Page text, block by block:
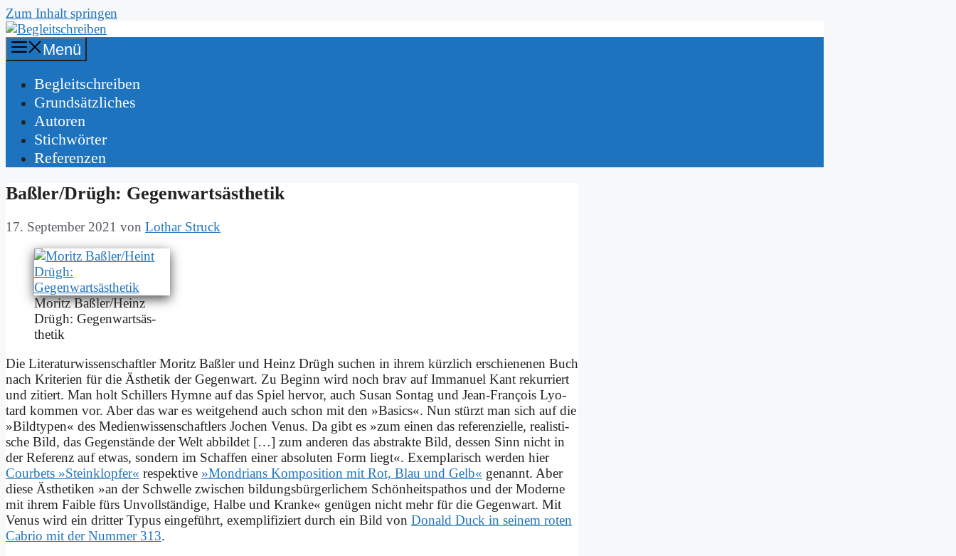
Zum Inhalt springen
Menü
Be­gleit­schrei­ben
Grund­sätz­li­ches
Au­toren
Stich­wör­ter
Re­fe­ren­zen
Baßler/Drügh: Ge­gen­warts­äs­the­tik
17. September 2021 von Lothar Struck
Mo­ritz Baßler/Heinz
Drügh: Ge­gen­warts­äs­
the­tik
Die Li­te­ra­tur­wis­sen­schaft­ler Mo­ritz Baß­ler und Heinz Drügh su­chen in ih­rem kürz­lich er­schie­ne­nen Buch
nach Kri­te­ri­en für die Äs­the­tik der Ge­gen­wart. Zu Be­ginn wird noch brav auf Im­ma­nu­el Kant re­kur­riert
und zi­tiert. Man holt Schil­lers Hym­ne auf das Spiel her­vor, auch Su­san Son­tag und Jean-Fran­çois Ly­o­
tard kom­men vor. Aber das war es weit­ge­hend auch schon mit den »Ba­sics«. Nun stürzt man sich auf die
»Bild­ty­pen« des Me­di­en­wis­sen­schaft­lers Jo­chen Ve­nus. Da gibt es »zum ei­nen das re­fe­ren­zi­el­le, rea­li­sti­
sche Bild, das Ge­gen­stän­de der Welt ab­bil­det […] zum an­de­ren das ab­strak­te Bild, des­sen Sinn nicht in
der Re­fe­renz auf et­was, son­dern im Schaf­fen ei­ner ab­so­lu­ten Form liegt«. Ex­em­pla­risch wer­den hier
Cour­bets »Stein­klop­fer« re­spek­ti­ve »Mon­dri­ans Kom­po­si­ti­on mit Rot, Blau und Gelb« ge­nannt. Aber
die­se Äs­the­ti­ken »an der Schwel­le zwi­schen bil­dungs­bür­ger­li­chem Schön­heits­pa­thos und der Mo­der­ne
mit ih­rem Fai­ble fürs Un­voll­stän­di­ge, Hal­be und Kran­ke« ge­nü­gen nicht mehr für die Ge­gen­wart. Mit
Ve­nus wird ein drit­ter Ty­pus ein­ge­führt, ex­em­pli­fi­ziert durch ein Bild von Do­nald Duck in sei­nem ro­ten
Ca­brio mit der Num­mer 313.